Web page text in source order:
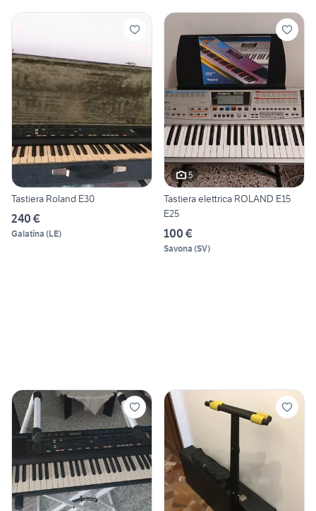
Tastiera Roland E30
240 €
Galatina (LE)
5
Tastiera elettrica ROLAND E15
E25
100 €
Savona (SV)